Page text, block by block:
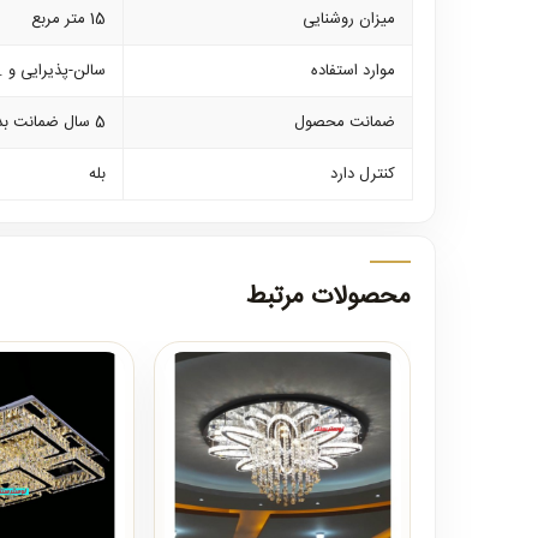
میزان روشنایی
15 متر مربع
موارد استفاده
سالن-پذیرایی
ضمانت محصول
5 سال ضمانت بدنه و1 سال ضمانت کلیه لوازم برقی
کنترل دارد
بله
محصولات مرتبط